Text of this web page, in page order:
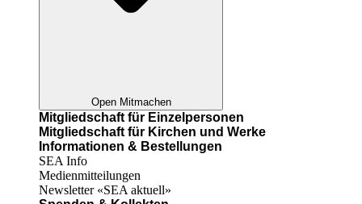
Open Mitmachen
Mitgliedschaft für Einzelpersonen
Mitgliedschaft für Kirchen und Werke
Informationen & Bestellungen
SEA Info
Medienmitteilungen
Newsletter «SEA aktuell»